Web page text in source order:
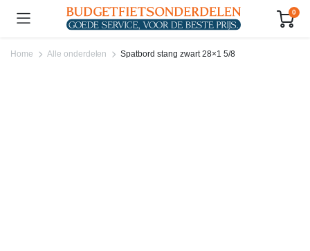
0
Home Alle onderdelen Spatbord stang zwart 28×1 5/8